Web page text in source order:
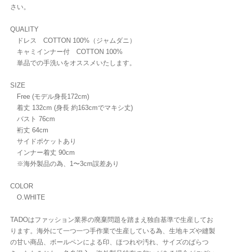
さい。
QUALITY
ドレス COTTON 100%（ジャムダニ）
キャミインナー付 COTTON 100%
単品での手洗いをオススメいたします。
SIZE
Free (モデル身長172cm)
着丈 132cm (身長 約163cmでマキシ丈)
バスト 76cm
裄丈 64cm
サイドポケットあり
インナー着丈 90cm
※海外製品の為、1〜3cm誤差あり
COLOR
O.WHITE
TADOはファッション業界の廃棄問題を踏まえ独自基準で生産してお
ります。海外にて一つ一つ手作業で生産している為、生地キズや縫製
の甘い商品、ボールペンによる印、ほつれや汚れ、サイズのばらつ